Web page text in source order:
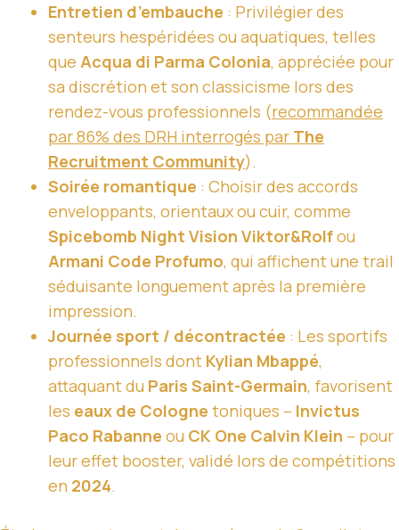
Entretien d’embauche : Privilégier des
senteurs hespéridées ou aquatiques, telles
que Acqua di Parma Colonia, appréciée pour
sa discrétion et son classicisme lors des
rendez-vous professionnels (recommandée
par 86% des DRH interrogés par The
Recruitment Community).
Soirée romantique : Choisir des accords
enveloppants, orientaux ou cuir, comme
Spicebomb Night Vision Viktor&Rolfou
Armani Code Profumo, qui affichent une trail
séduisante longuement après la première
impression.
Journée sport / décontractée : Les sportifs
professionnels dont Kylian Mbappé,
attaquant du Paris Saint-Germain, favorisent
les eaux de Cologne toniques – Invictus
Paco Rabanne ou CK One Calvin Klein – pour
leur effet booster, validé lors de compétitions
en 2024.